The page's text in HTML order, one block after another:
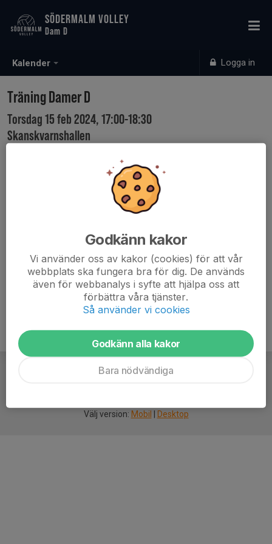
Kalender Logga in
SÖDERMALM VOLLEY
Dam D
Träning Damer D
Torsdag 15 feb 2024, 17:00-18:30
Skanskvarnshallen
Välj version: Mobil Desktop
Godkänn kakor
Vi använder oss av kakor (cookies) för att vår
webbplats ska fungera bra för dig. De används
även för webbanalys i syfte att hjälpa oss att
förbättra våra tjänster.
Så använder vi cookies
Godkänn alla kakor
Bara nödvändiga